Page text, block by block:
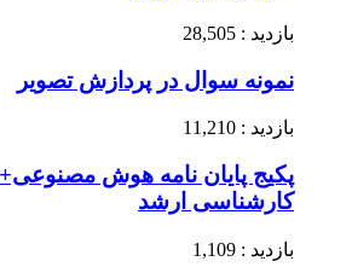
بازدید : 28,505
نمونه سوال در پردازش تصویر
بازدید : 11,210
کارشناسی ارشد
بازدید : 1,109